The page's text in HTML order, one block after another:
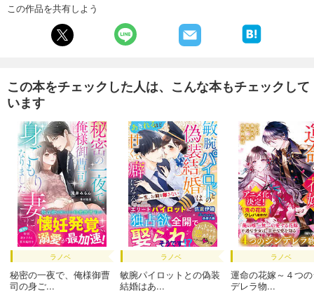
この作品を共有しよう
この本をチェックした人は、こんな本もチェックして
います
ラノベ
秘密の一夜で、俺様御曹
司の身ご...
ラノベ
敏腕パイロットとの偽装
結婚はあ...
ラノベ
運命の花嫁～４つ
デレラ物...